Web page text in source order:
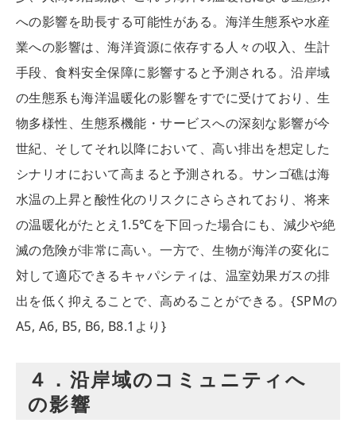
への影響を助長する可能性がある。海洋生態系や水産
業への影響は、海洋資源に依存する人々の収入、生計
手段、食料安全保障に影響すると予測される。沿岸域
の生態系も海洋温暖化の影響をすでに受けており、生
物多様性、生態系機能・サービスへの深刻な影響が今
世紀、そしてそれ以降において、高い排出を想定した
シナリオにおいて高まると予測される。サンゴ礁は海
水温の上昇と酸性化のリスクにさらされており、将来
の温暖化がたとえ1.5℃を下回った場合にも、減少や絶
滅の危険が非常に高い。一方で、生物が海洋の変化に
対して適応できるキャパシティは、温室効果ガスの排
出を低く抑えることで、高めることができる。{SPMの
A5, A6, B5, B6, B8.1より}
４．沿岸域のコミュニティへ
の影響